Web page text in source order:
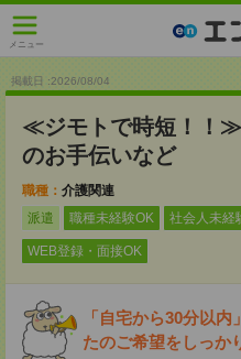
メニュー
掲載日 :2026/08/04
≪ジモトで時短！！≫
のお手伝いなど
職種： 介護関連
派遣
職種未経験OK 社会人未経
WEB登録・面接OK
「自宅から30分以
たのご希望をしっか